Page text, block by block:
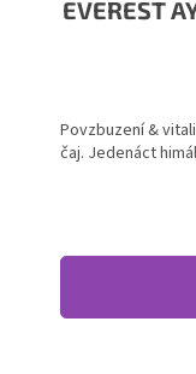
EVEREST
Povzbuzení &
čaj. Jedenáct